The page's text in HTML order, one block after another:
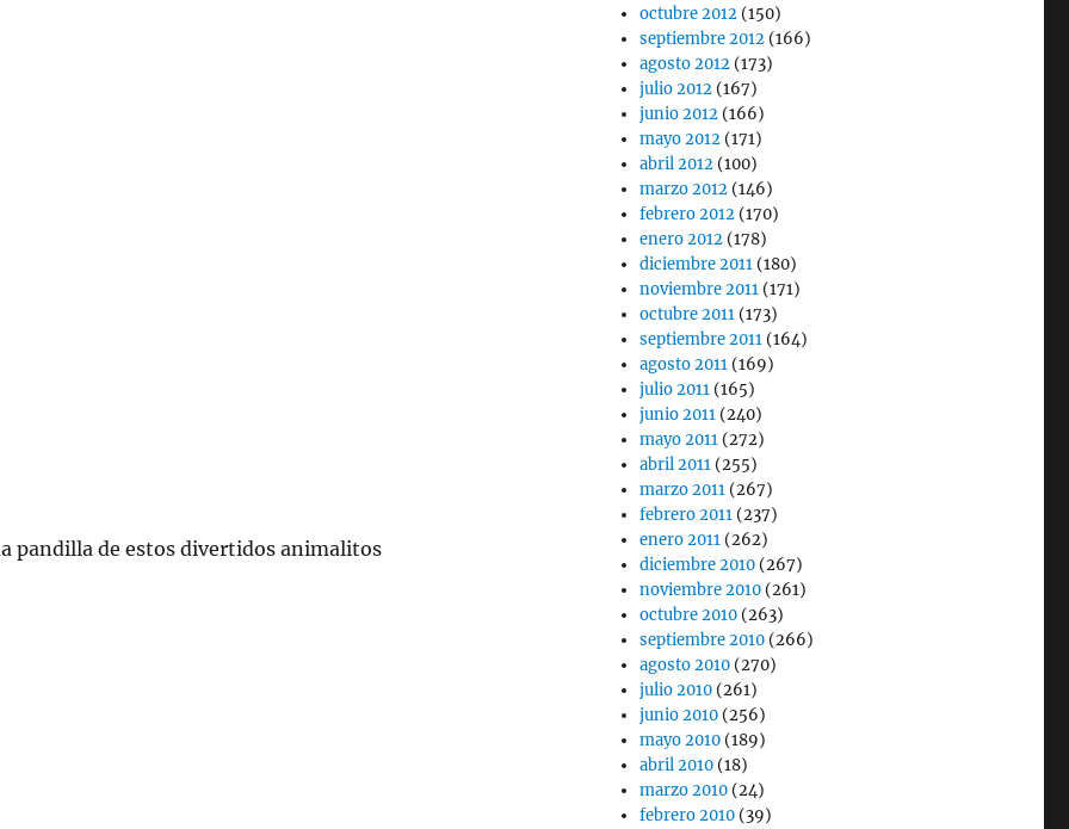
pandilla de estos divertidos animalitos
octubre 2012 (150)
septiembre 2012 (166)
agosto 2012 (173)
julio 2012 (167)
junio 2012 (166)
mayo 2012 (171)
abril 2012 (100)
marzo 2012 (146)
febrero 2012 (170)
enero 2012 (178)
diciembre 2011 (180)
noviembre 2011 (171)
octubre 2011 (173)
septiembre 2011 (164)
agosto 2011 (169)
julio 2011 (165)
junio 2011 (240)
mayo 2011 (272)
abril 2011 (255)
marzo 2011 (267)
febrero 2011 (237)
enero 2011 (262)
diciembre 2010 (267)
noviembre 2010 (261)
octubre 2010 (263)
septiembre 2010 (266)
agosto 2010 (270)
julio 2010 (261)
junio 2010 (256)
mayo 2010 (189)
abril 2010 (18)
marzo 2010 (24)
febrero 2010 (39)